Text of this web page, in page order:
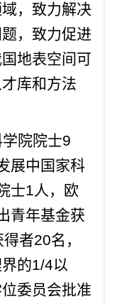
，致力解决
，致力促进
地表空间可
库和方法
院院士9
展中国家科
士1人，欧
青年基金获
得者20名，
的1/4以
委员会批准